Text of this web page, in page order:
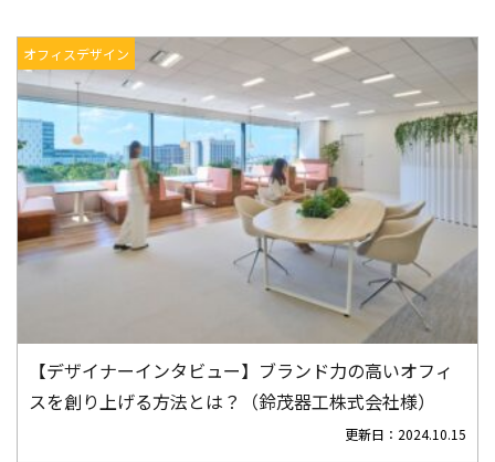
オフィスデザイン
【デザイナーインタビュー】ブランド力の高いオフィ
スを創り上げる方法とは？（鈴茂器工株式会社様）
更新日： 2024.10.15